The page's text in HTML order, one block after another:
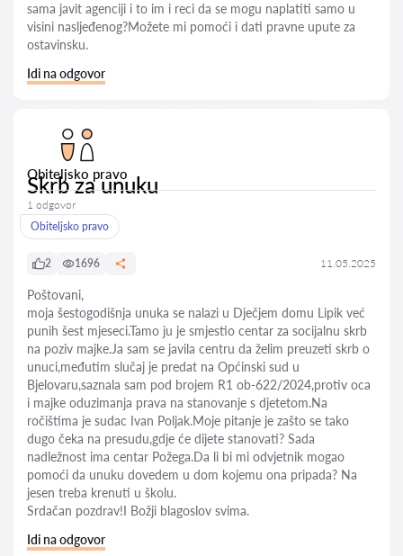
sama javit agenciji i to im i reci da se mogu naplatiti samo u
visini nasljeđenog?Možete mi pomoći i dati pravne upute za
ostavinsku.
Idi na odgovor
Obiteljsko pravo
Skrb za unuku
1 odgovor
Obiteljsko pravo
2 1696 11.05.2025
Poštovani,
moja šestogodišnja unuka se nalazi u Dječjem domu Lipik već
punih šest mjeseci.Tamo ju je smjestio centar za socijalnu skrb
na poziv majke.Ja sam se javila centru da želim preuzeti skrb o
unuci,međutim slučaj je predat na Općinski sud u
Bjelovaru,saznala sam pod brojem R1 ob-622/2024,protiv oca
i majke oduzimanja prava na stanovanje s djetetom.Na
ročištima je sudac Ivan Poljak.Moje pitanje je zašto se tako
dugo čeka na presudu,gdje će dijete stanovati? Sada
nadležnost ima centar Požega.Da li bi mi odvjetnik mogao
pomoći da unuku dovedem u dom kojemu ona pripada? Na
jesen treba krenuti u školu.
Srdačan pozdrav!I Božji blagoslov svima.
Idi na odgovor